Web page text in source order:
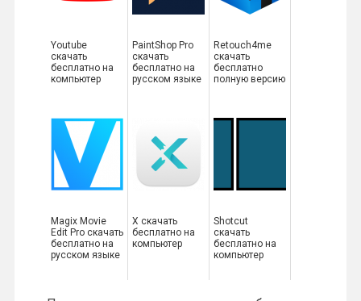
Youtube
скачать
бесплатно на
компьютер
PaintShop Pro
скачать
бесплатно на
русском языке
Retouch4me
скачать
бесплатно
полную версию
Magix Movie
Edit Pro скачать
бесплатно на
русском языке
X скачать
бесплатно на
компьютер
Shotcut
скачать
бесплатно на
компьютер